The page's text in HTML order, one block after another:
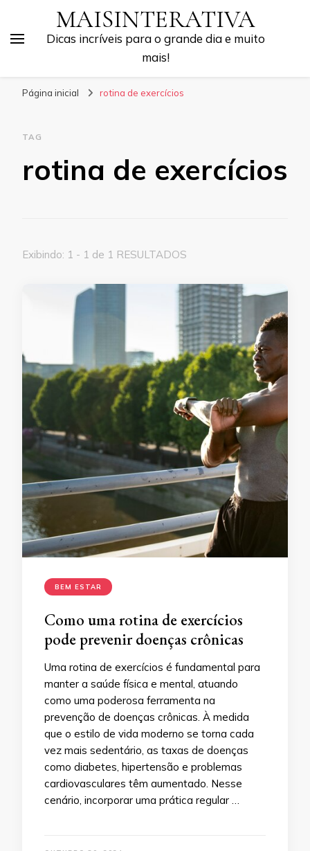
MAISINTERATIVA
Dicas incríveis para o grande dia e muito
mais!
Página inicial rotina de exercícios
TAG
rotina de exercícios
Exibindo: 1 - 1 de 1 RESULTADOS
BEM ESTAR
Como uma rotina de exercícios
pode prevenir doenças crônicas
Uma rotina de exercícios é fundamental para
manter a saúde física e mental, atuando
como uma poderosa ferramenta na
prevenção de doenças crônicas. À medida
que o estilo de vida moderno se torna cada
vez mais sedentário, as taxas de doenças
como diabetes, hipertensão e problemas
cardiovasculares têm aumentado. Nesse
cenário, incorporar uma prática regular …